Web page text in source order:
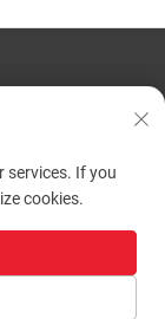
Technology Co.,
services. If you
cookies.